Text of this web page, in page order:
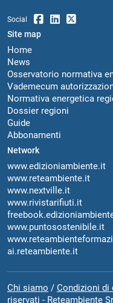
Social
Site map
Home
News
Osservatorio normativa
Vademecum
Normativa energetica
Dossier regioni
Guide
Abbonamenti
Network
www.edizioniambiente.it
www.reteambiente.it
www.nextville.it
www.rivistarifiuti.it
www.puntosostenibile.it
ai.reteambiente.it
Chi siamo / Condizioni di
riservati - Reteambiente Srl